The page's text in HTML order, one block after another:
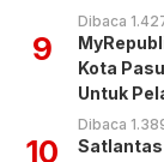
Dibaca
9
Kota
Untuk
Dibaca
10
Satlantas